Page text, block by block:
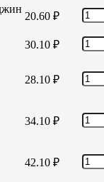
20.60 ₽
30.10 ₽
28.10 ₽
34.10 ₽
42.10 ₽